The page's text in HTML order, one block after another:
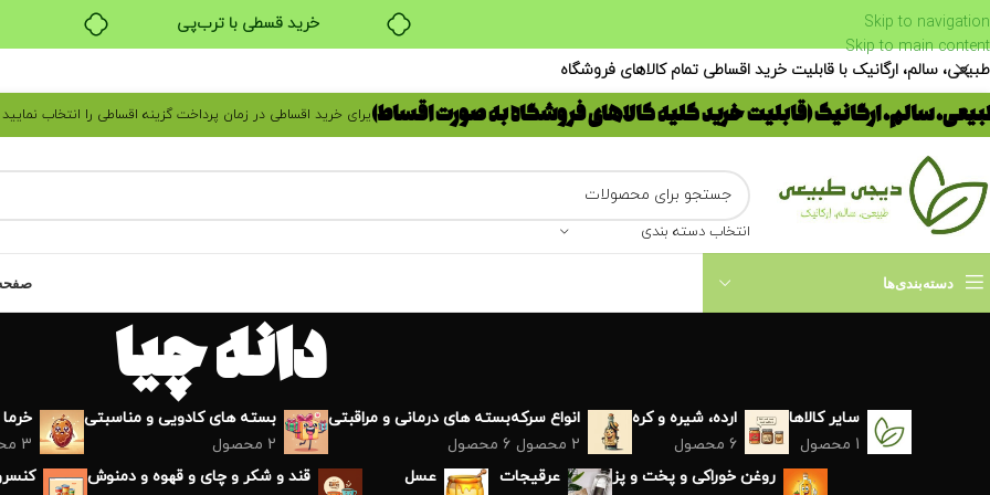
خرید قسطی با ترب‌پی
Skip to navigation
Skip to main content
طبیعی، سالم، ارگانیک با قابلیت خرید اقساطی تمام کالاهای فروشگاه
سالم، ارگانیک (قابلیت خرید کلیه کالاهای فروشگاه به صورت اقساط)یرای خرید اقساطی در زمان پرداخت گزینه اقساطی را انتخاب نمایید
انتخاب دسته بندی
دسته‌بندی‌ها
دانه چیا
سایر کالاها
1 محصول
ارده، شیره و کره
6 محصول
انواع سرکه
2 محصول
بسته های درمانی و مراقبتی
6 محصول
بسته های کادویی و مناسبتی
2 محصول
خرما
3 محصول
روغن خوراکی و پخت و پز
عرقیجات
عسل
قند و شکر و چای و قهوه و دمنوش